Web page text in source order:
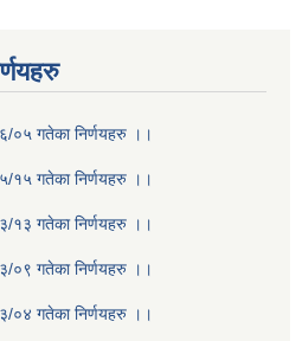
०५ गतेका निर्णयहरु ।।
१५ गतेका निर्णयहरु ।।
१३ गतेका निर्णयहरु ।।
०९ गतेका निर्णयहरु ।।
०४ गतेका निर्णयहरु ।।